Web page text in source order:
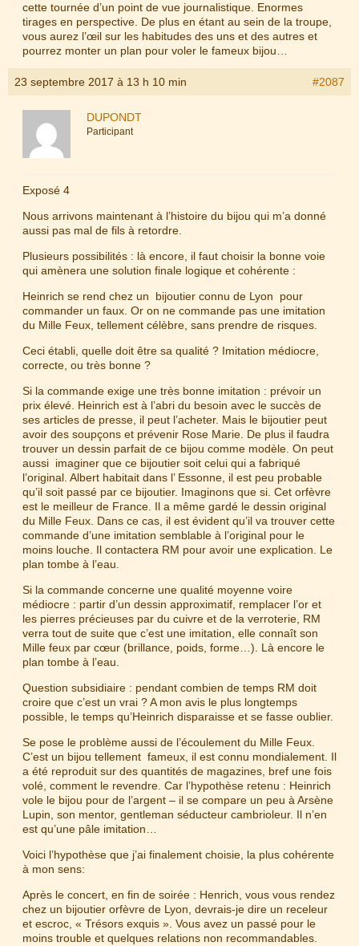
cette tournée d’un point de vue journalistique. Enormes
tirages en perspective. De plus en étant au sein de la troupe,
vous aurez l’œil sur les habitudes des uns et des autres et
pourrez monter un plan pour voler le fameux bijou…
23 septembre 2017 à 13 h 10 min #2087
DUPONDT
Participant
Exposé 4
Nous arrivons maintenant à l’histoire du bijou qui m’a donné
aussi pas mal de fils à retordre.
Plusieurs possibilités : là encore, il faut choisir la bonne voie
qui amènera une solution finale logique et cohérente :
Heinrich se rend chez un bijoutier connu de Lyon pour
commander un faux. Or on ne commande pas une imitation
du Mille Feux, tellement célèbre, sans prendre de risques.
Ceci établi, quelle doit être sa qualité ? Imitation médiocre,
correcte, ou très bonne ?
Si la commande exige une très bonne imitation : prévoir un
prix élevé. Heinrich est à l’abri du besoin avec le succès de
ses articles de presse, il peut l’acheter. Mais le bijoutier peut
avoir des soupçons et prévenir Rose Marie. De plus il faudra
trouver un dessin parfait de ce bijou comme modèle. On peut
aussi imaginer que ce bijoutier soit celui qui a fabriqué
l’original. Albert habitait dans l’ Essonne, il est peu probable
qu’il soit passé par ce bijoutier. Imaginons que si. Cet orfèvre
est le meilleur de France. Il a même gardé le dessin original
du Mille Feux. Dans ce cas, il est évident qu’il va trouver cette
commande d’une imitation semblable à l’original pour le
moins louche. Il contactera RM pour avoir une explication. Le
plan tombe à l’eau.
Si la commande concerne une qualité moyenne voire
médiocre : partir d’un dessin approximatif, remplacer l’or et
les pierres précieuses par du cuivre et de la verroterie, RM
verra tout de suite que c’est une imitation, elle connaît son
Mille feux par cœur (brillance, poids, forme…). Là encore le
plan tombe à l’eau.
Question subsidiaire : pendant combien de temps RM doit
croire que c’est un vrai ? A mon avis le plus longtemps
possible, le temps qu’Heinrich disparaisse et se fasse oublier.
Se pose le problème aussi de l’écoulement du Mille Feux.
C’est un bijou tellement fameux, il est connu mondialement. Il
a été reproduit sur des quantités de magazines, bref une fois
volé, comment le revendre. Car l’hypothèse retenu : Heinrich
vole le bijou pour de l’argent – il se compare un peu à Arsène
Lupin, son mentor, gentleman séducteur cambrioleur. Il n’en
est qu’une pâle imitation…
Voici l’hypothèse que j’ai finalement choisie, la plus cohérente
à mon sens:
Après le concert, en fin de soirée : Henrich, vous vous rendez
chez un bijoutier orfèvre de Lyon, devrais-je dire un receleur
et escroc, « Trésors exquis ». Vous avez un passé pour le
moins trouble et quelques relations non recommandables.